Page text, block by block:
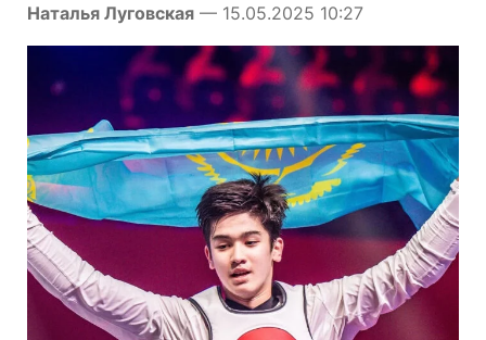
Наталья Луговская — 15.05.2025 10:27